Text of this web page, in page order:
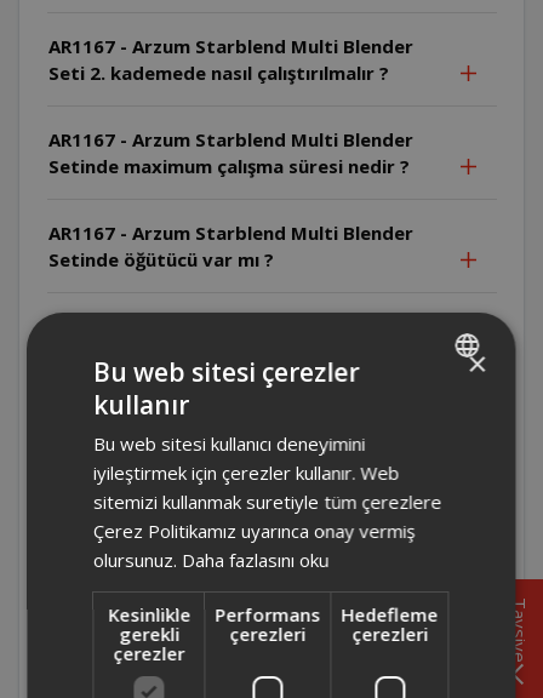
AR1167 - Arzum Starblend Multi Blender
Seti 2. kademede nasıl çalıştırılmalır ?
AR1167 - Arzum Starblend Multi Blender
Setinde maximum çalışma süresi nedir ?
AR1167 - Arzum Starblend Multi Blender
Setinde öğütücü var mı ?
AR1167 - Arzum Starblend Multi Blender
Setinin haznesi kaç litre ?
AR1167 - Arzum Starblend Multi Blender
Setinde buz kırma özelliği var mı ?
AR1167 - Arzum Starblend Multi Blender
Seti kaç hız kademesine sahip ?
Tavsiye
×
Bu web sitesi çerezler
kullanır
Bu web sitesi kullanıcı deneyimini
iyileştirmek için çerezler kullanır. Web
sitemizi kullanmak suretiyle tüm çerezlere
Çerez Politikamız uyarınca onay vermiş
olursunuz. Daha fazlasını oku
Kesinlikle
gerekli
çerezler
Performans
çerezleri
Hedefleme
çerezleri